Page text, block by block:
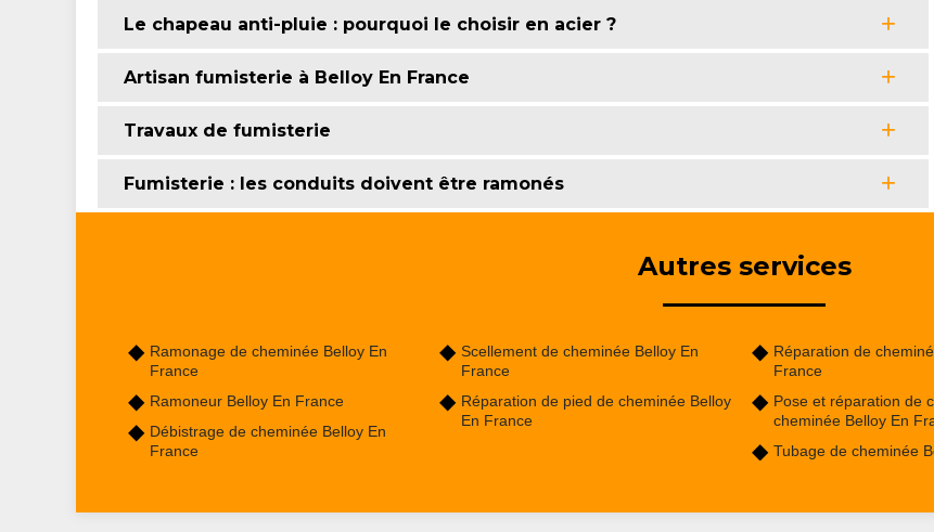
Le chapeau anti-pluie : pourquoi le choisir en acier ?
Artisan fumisterie à Belloy En France
Travaux de fumisterie
Fumisterie : les conduits doivent être ramonés
Autres services
Ramonage de cheminée Belloy En
France
Ramoneur Belloy En France
Débistrage de cheminée Belloy En
France
Scellement de cheminée Belloy En
France
Réparation de pied de cheminée Belloy
En France
Réparation de
France
Pose et réparation de
cheminée Belloy En
Tubage de cheminée